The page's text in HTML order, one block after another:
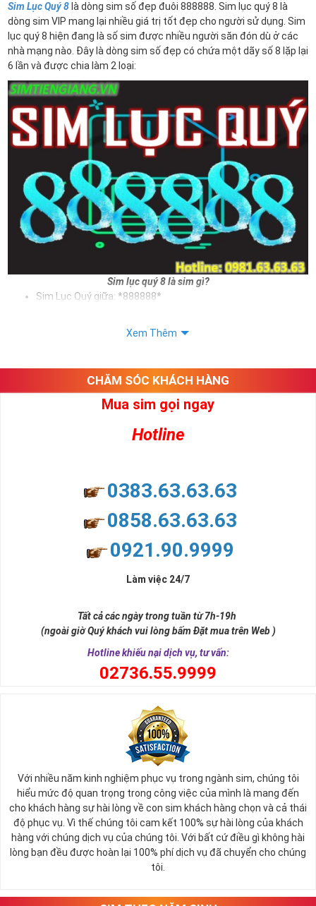
Sim Lục Quý 8 là dòng sim số đẹp đuôi 888888. Sim lục quý 8 là
dòng sim VIP mang lại nhiều giá trị tốt đẹp cho người sử dụng. Sim
lục quý 8 hiện đang là số sim được nhiều người săn đón dù ở các
nhà mạng nào. Đây là dòng sim số đẹp có chứa một dãy số 8 lặp lại
6 lần và được chia làm 2 loại:
Sim lục quý 8 là sim gì?
Sim Lục Quý giữa: *888888*
Sử dụng sim lục quý 8 giúp chủ sở hữu khẳng định được bản thân,
8 mang lại cho người dùng là vô tận. Sim giúp cho người dùng phát
tài, phát lộc, phát may mắn
Sim Lục Quý 5- Sim Số Đẹp Tượng Trưng Cho Danh Vọng - Quyền Lực
Chắc hẳn nhiều người chúng ta ở đây đều biết rằng sim lục quý 8
không chỉ đẹp về hình thức mà còn đẹp về mặt ý nghĩa. Ý nghĩa
này bắt nguồn từ ý nghĩa của số 8 - con số đẹp được lòng nhiều
từ "Phát". Chữ Phát trong phát tài, phát lộc, phát công danh. Hay
nói cách khác thì số 8 cũng là con số biểu tượng cho thần tài ban
Sim Lục Quý 8 Có Ý Nghĩa Gì?
Với những người có mệnh hợp với con số 8 này thường thì họ sẽ
vào quá trình làm việc, họ luôn biết giữ kỷ luật, có cá tính và ý chí
Xem Thêm
CHĂM SÓC KHÁCH HÀNG
Mua sim gọi ngay
Hotline
0383.63.63.63
0858.63.63.63
0921.90.9999
Làm việc 24/7
Tất cả các ngày trong tuần từ 7h-19h
(ngoài giờ Quý khách vui lòng bấm Đặt mua trên Web )
Hotline khiếu nại dịch vụ, tư vấn:
02736.55.9999
Với nhiều năm kinh nghiệm phục vụ trong ngành sim, chúng tôi
hiểu mức độ quan trọng trong công việc của mình là mang đến
cho khách hàng sự hài lòng về con sim khách hàng chọn và cả thái
độ phục vụ. Vì thế chúng tôi cam kết 100% sự hài lòng của khách
hàng với chúng dịch vụ của chúng tôi. Với bất cứ điều gì không hài
lòng bạn đều được hoàn lại 100% phí dịch vụ đã chuyển cho chúng
tôi.